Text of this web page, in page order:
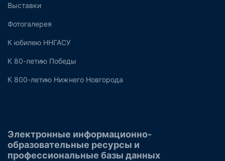
Выставки
Фотогалерея
К юбилею ННГАСУ
К 80-летию Победы
К 800-летию Нижнего Новгорода
Электронные информационно-
образовательные ресурсы и
профессиональные базы данных